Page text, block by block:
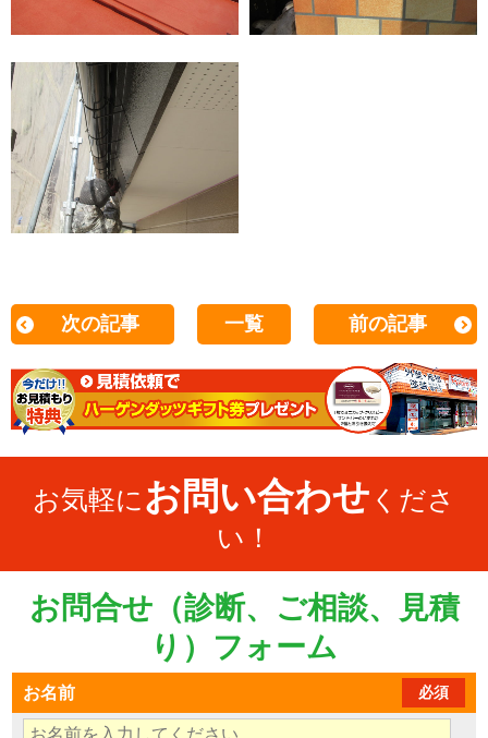
次の記事 一覧 前の記事
お気軽に お問い合わせ くださ
い！
お問合せ（診断、ご相談、見積
り）フォーム
お名前 必須